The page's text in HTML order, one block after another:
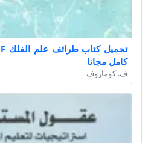
كامل مجانا
ف. كوماروف